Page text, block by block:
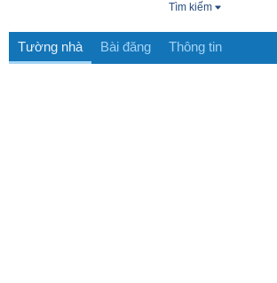
Tìm kiếm
Tường nhà Bài đăng Thông tin